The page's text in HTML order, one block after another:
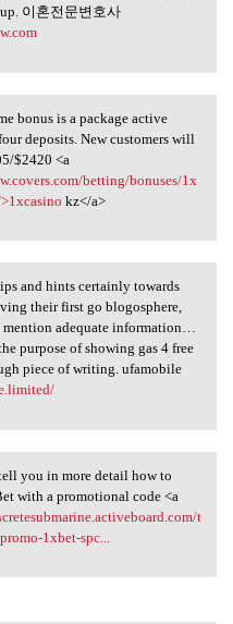
이혼전문변호사
bonus is a
bonus is a package active
deposits. New customers will
$2420 <a
betting/bonuses/1x
kz</a>
tips and
and hints certainly towards
their first go blogosphere,
mention adequate information…
purpose of showing gas 4 free
piece of writing. ufamobile
tell you in
you in more detail how to
with a promotional code <a
t
1xbet-spc...